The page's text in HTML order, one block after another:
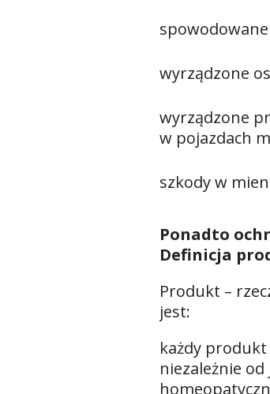
wyrządzone
wyrządzone
w pojazdach
szkody w
Ponadto
Definicja
Produkt –
jest:
każdy
niezależnie